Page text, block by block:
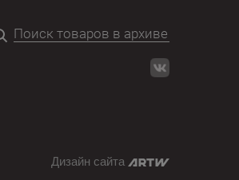
Дизайн сайта